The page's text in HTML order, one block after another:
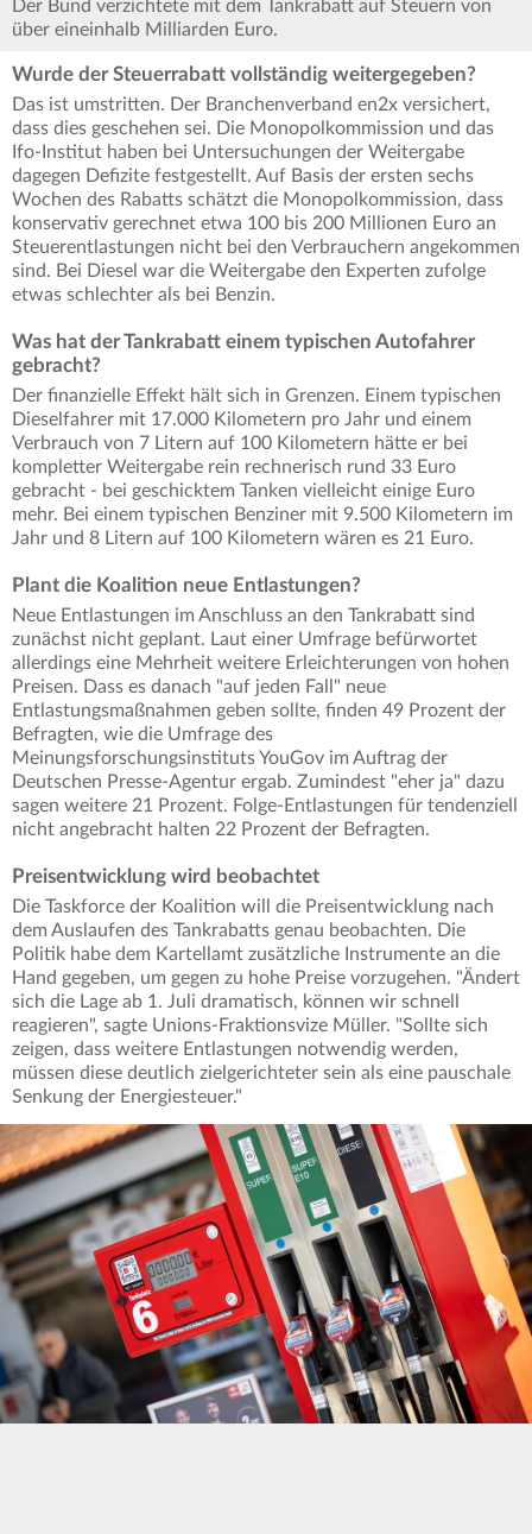
Der Bund verzichtete mit dem Tankrabatt auf Steuern von
über eineinhalb Milliarden Euro.
Wurde der Steuerrabatt vollständig weitergegeben?
Das ist umstritten. Der Branchenverband en2x versichert,
dass dies geschehen sei. Die Monopolkommission und das
Ifo-Institut haben bei Untersuchungen der Weitergabe
dagegen Defizite festgestellt. Auf Basis der ersten sechs
Wochen des Rabatts schätzt die Monopolkommission, dass
konservativ gerechnet etwa 100 bis 200 Millionen Euro an
Steuerentlastungen nicht bei den Verbrauchern angekommen
sind. Bei Diesel war die Weitergabe den Experten zufolge
etwas schlechter als bei Benzin.
Was hat der Tankrabatt einem typischen Autofahrer
gebracht?
Der finanzielle Effekt hält sich in Grenzen. Einem typischen
Dieselfahrer mit 17.000 Kilometern pro Jahr und einem
Verbrauch von 7 Litern auf 100 Kilometern hätte er bei
kompletter Weitergabe rein rechnerisch rund 33 Euro
gebracht - bei geschicktem Tanken vielleicht einige Euro
mehr. Bei einem typischen Benziner mit 9.500 Kilometern im
Jahr und 8 Litern auf 100 Kilometern wären es 21 Euro.
Plant die Koalition neue Entlastungen?
Neue Entlastungen im Anschluss an den Tankrabatt sind
zunächst nicht geplant. Laut einer Umfrage befürwortet
allerdings eine Mehrheit weitere Erleichterungen von hohen
Preisen. Dass es danach "auf jeden Fall" neue
Entlastungsmaßnahmen geben sollte, finden 49 Prozent der
Befragten, wie die Umfrage des
Meinungsforschungsinstituts YouGov im Auftrag der
Deutschen Presse-Agentur ergab. Zumindest "eher ja" dazu
sagen weitere 21 Prozent. Folge-Entlastungen für tendenziell
nicht angebracht halten 22 Prozent der Befragten.
Preisentwicklung wird beobachtet
Die Taskforce der Koalition will die Preisentwicklung nach
dem Auslaufen des Tankrabatts genau beobachten. Die
Politik habe dem Kartellamt zusätzliche Instrumente an die
Hand gegeben, um gegen zu hohe Preise vorzugehen. "Ändert
sich die Lage ab 1. Juli dramatisch, können wir schnell
reagieren", sagte Unions-Fraktionsvize Müller. "Sollte sich
zeigen, dass weitere Entlastungen notwendig werden,
müssen diese deutlich zielgerichteter sein als eine pauschale
Senkung der Energiesteuer."